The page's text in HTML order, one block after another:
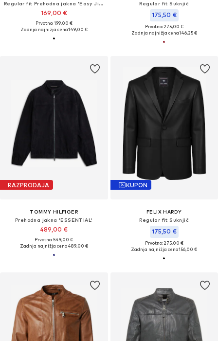
Regular fit Prehodna jakna 'Easy Jim'
169,00 €
Prvotno: 199,00 €
Zadnja najnižja cena149,00 €
Regular fit Suknjič
175,50 €
Prvotno: 275,00 €
Zadnja najnižja cena146,25 €
RAZPRODAJA
TOMMY HILFIGER
Prehodna jakna 'ESSENTIAL'
489,00 €
Prvotno: 549,00 €
Zadnja najnižja cena489,00 €
KUPON
FELIX HARDY
Regular fit Suknjič
175,50 €
Prvotno: 275,00 €
Zadnja najnižja cena156,00 €